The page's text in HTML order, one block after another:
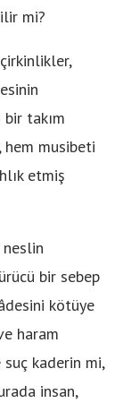
mi?
takım
musibeti
etmiş
bir sebep
kötüye
haram
kaderin mi,
insan,